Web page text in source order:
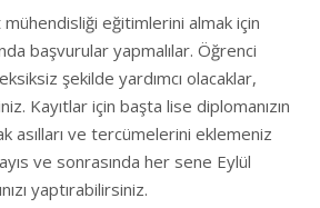
eğitimlerini almak için
başvurular yapmalılar. Öğrenci
şekilde yardımcı olacaklar,
Kayıtlar için başta lise diplomanızın
asılları ve tercümelerini eklemeniz
ve sonrasında her sene Eylül
yaptırabilirsiniz.